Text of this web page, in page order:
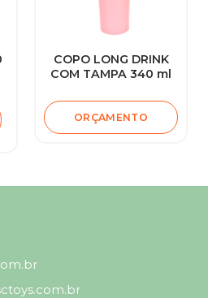
COPO LONG DRINK
COM TAMPA 340 ml
ORÇAMENTO